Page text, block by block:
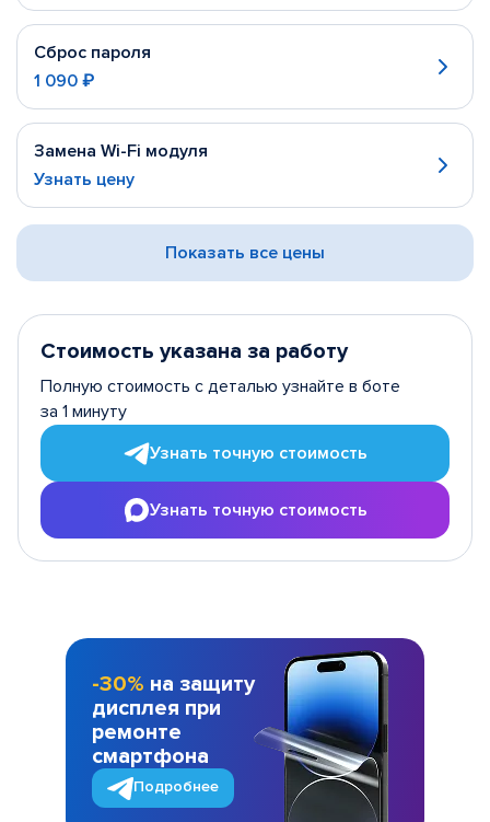
Сброс пароля
1 090 ₽
Замена Wi-Fi модуля
Узнать цену
Показать все цены
Стоимость указана за работу
Полную стоимость с деталью узнайте в боте
за 1 минуту
Узнать точную стоимость
Узнать точную стоимость
-30% на защиту
дисплея при
ремонте
смартфона
Подробнее